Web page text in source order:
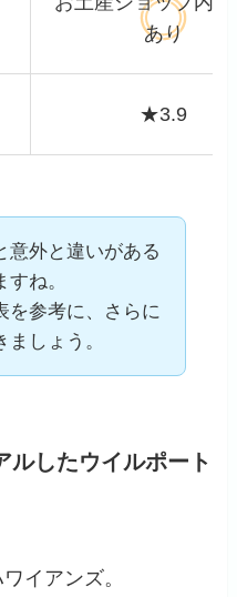
あり
★3.9
意外と違いがある
ね。
を参考に、さらに
しょう。
ルしたウイルポート
イアンズ。